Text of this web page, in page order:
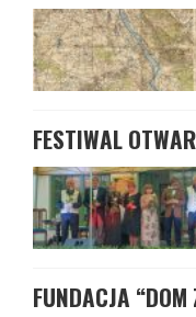
FESTIWAL
FUNDACJA “DOM